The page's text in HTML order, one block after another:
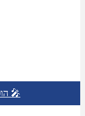
הופעות חיות בחו"ל 🎤